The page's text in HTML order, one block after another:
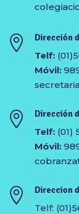
 Dirección
Telf:
Móvil:
 Dirección
Telf: (01)
Móvil:
 Direccion
Telf: